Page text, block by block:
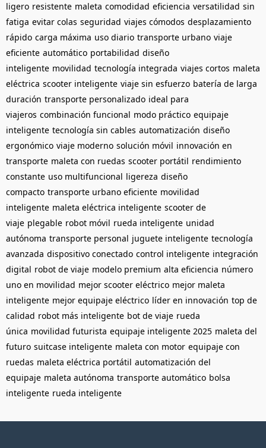
ligero resistente maleta comodidad eficiencia versatilidad sin
fatiga evitar colas seguridad viajes cómodos desplazamiento
rápido carga máxima uso diario transporte urbano viaje
eficiente automático portabilidad diseño
inteligente movilidad tecnología integrada viajes cortos maleta
eléctrica scooter inteligente viaje sin esfuerzo batería de larga
duración transporte personalizado ideal para
viajeros combinación funcional modo práctico equipaje
inteligente tecnología sin cables automatización diseño
ergonómico viaje moderno solución móvil innovación en
transporte maleta con ruedas scooter portátil rendimiento
constante uso multifuncional ligereza diseño
compacto transporte urbano eficiente movilidad
inteligente maleta eléctrica inteligente scooter de
viaje plegable robot móvil rueda inteligente unidad
autónoma transporte personal juguete inteligente tecnología
avanzada dispositivo conectado control inteligente integración
digital robot de viaje modelo premium alta eficiencia número
uno en movilidad mejor scooter eléctrico mejor maleta
inteligente mejor equipaje eléctrico líder en innovación top de
calidad robot más inteligente bot de viaje rueda
única movilidad futurista equipaje inteligente 2025 maleta del
futuro suitcase inteligente maleta con motor equipaje con
ruedas maleta eléctrica portátil automatización del
equipaje maleta autónoma transporte automático bolsa
inteligente rueda inteligente